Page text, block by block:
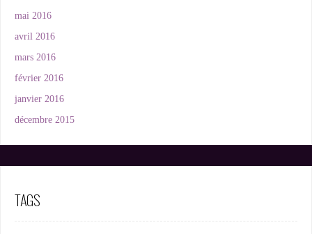
mai 2016
avril 2016
mars 2016
février 2016
janvier 2016
décembre 2015
TAGS